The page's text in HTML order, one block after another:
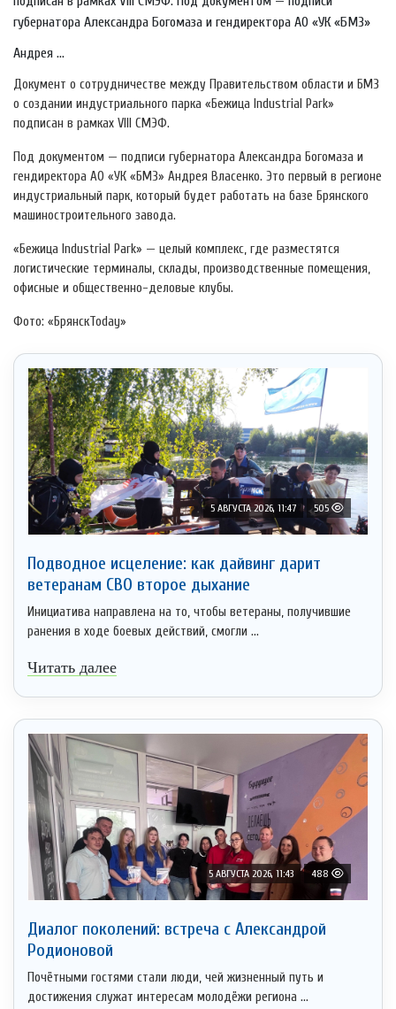
губернатора Александра Богомаза и гендиректора АО «УК «БМЗ»
Андрея ...
Документ о сотрудничестве между Правительством области и БМЗ
о создании индустриального парка «Бежица Industrial Park»
подписан в рамках VIII СМЭФ.
Под документом — подписи губернатора Александра Богомаза и
гендиректора АО «УК «БМЗ» Андрея Власенко. Это первый в регионе
индустриальный парк, который будет работать на базе Брянского
машиностроительного завода.
«Бежица Industrial Park» — целый комплекс, где разместятся
логистические терминалы, склады, производственные помещения,
офисные и общественно-деловые клубы.
Фото: «БрянскToday»
5 АВГУСТА 2026, 11:47 505
Подводное исцеление: как дайвинг дарит
ветеранам СВО второе дыхание
Инициатива направлена на то, чтобы ветераны, получившие
ранения в ходе боевых действий, смогли ...
Читать далее
5 АВГУСТА 2026, 11:43 488
Диалог поколений: встреча с Александрой
Родионовой
Почётными гостями стали люди, чей жизненный путь и
достижения служат интересам молодёжи региона ...